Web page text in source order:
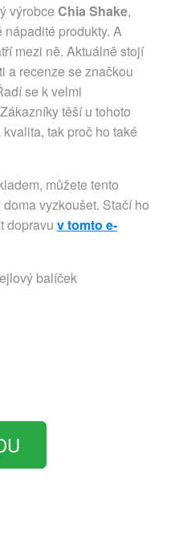
výrobce Chia Shake,
produkty. A
mezi ně. Aktuálně stojí
a recenze se značkou
se k velmi
těší u tohoto
tak proč ho také
můžete tento
vyzkoušet. Stačí ho
dopravu v tomto e-
balíček